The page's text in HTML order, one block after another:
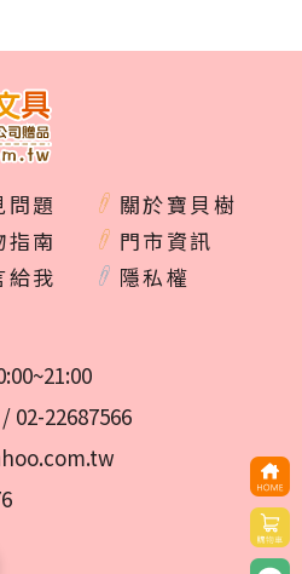
問題
關於寶貝樹
指南
門市資訊
給我 隱私權
/ 02-22687566